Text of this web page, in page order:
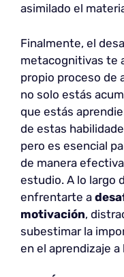
asimilado el
Finalmente, el
metacognitivas te
propio proceso de
no solo estás
que estás
de estas
pero es esencial
de manera
estudio. A lo largo
enfrentarte a
motivación,
subestimar la
en el aprendizaje a